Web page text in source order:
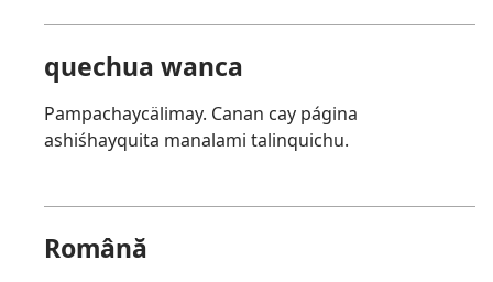
quechua wanca
Pampachaycälimay. Canan cay página
ashiśhayquita manalami talinquichu.
Română